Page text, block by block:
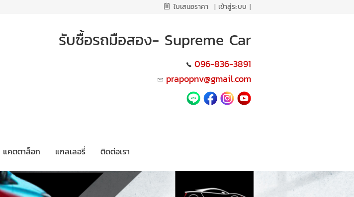
ใบเสนอราคา | เข้าสู่ระบบ |
รับซื้อรถมือสอง- Supreme Car
096-836-3891
prapopnv@gmail.com
แคตตาล็อก แกลเลอรี่ ติดต่อเรา